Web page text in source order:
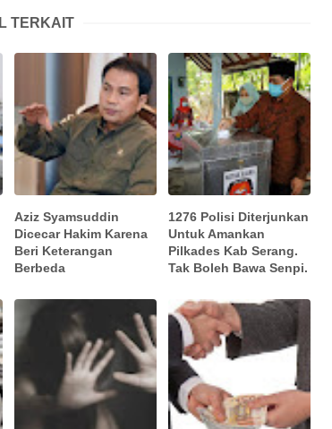
TERKAIT
Aziz Syamsuddin
Dicecar Hakim Karena
Beri Keterangan
Berbeda
1276 Polisi Diterjunkan
Untuk Amankan
Pilkades Kab Serang.
Tak Boleh Bawa Senpi.